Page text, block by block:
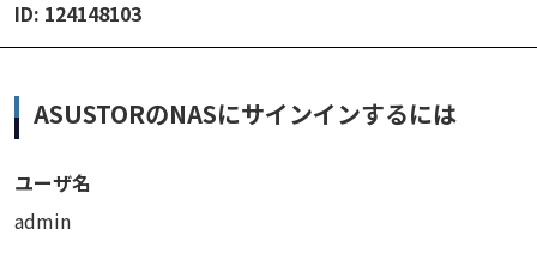
ID: 124148103
ASUSTORのNASにサインインするには
ユーザ名
admin